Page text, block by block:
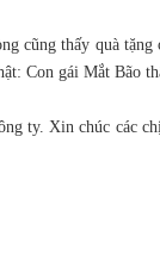
cũng thấy quà
Con gái Mắt Bão
ty. Xin chúc các